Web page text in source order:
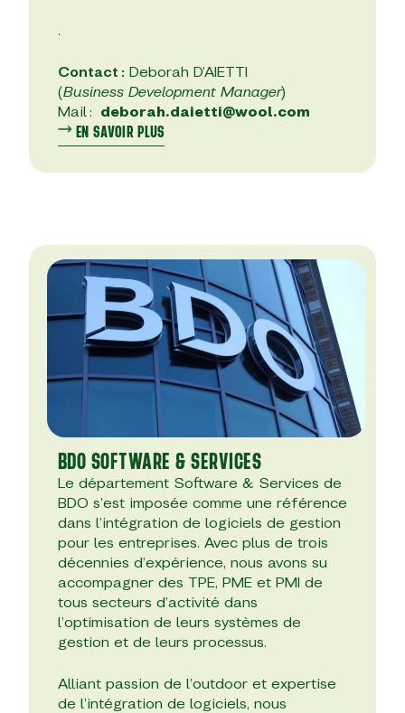
.
Contact : Deborah D’AIETTI
(Business Development Manager)
Mail : deborah.daietti@wool.com
EN SAVOIR PLUS
BDO SOFTWARE & SERVICES
Le département Software & Services de
BDO s’est imposée comme une référence
dans l’intégration de logiciels de gestion
pour les entreprises. Avec plus de trois
décennies d’expérience, nous avons su
accompagner des TPE, PME et PMI de
tous secteurs d’activité dans
l’optimisation de leurs systèmes de
gestion et de leurs processus.
Alliant passion de l’outdoor et expertise
de l’intégration de logiciels, nous